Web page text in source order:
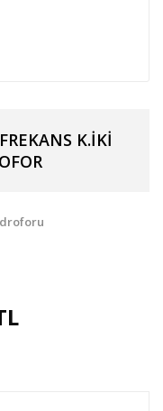
K.İKİ